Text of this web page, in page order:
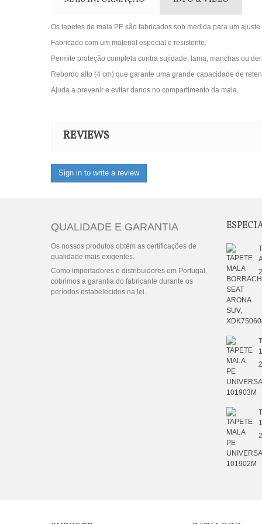
Os tapetes de mala PE são fabricados sob medida para um ajuste
Fabricado com um material especial e resistente.
Permite proteção completa contra sujidade, lama, manchas ou
Rebordo alto (4 cm) que garante uma grande capacidade de
Ajuda a prevenir e evitar danos no compartimento da mala.
REVIEWS
Sign in to write a review
QUALIDADE E GARANTIA
Os nossos produtos obtêm as certificações de
qualidade mais exigentes.
Como importadores e distribuidores em Portugal,
cobrimos a garantia do fabricante durante os
períodos estabelecidos na lei.